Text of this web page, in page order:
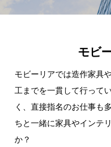
モビ
モビーリアでは造作家具
工までを一貫して行って
く、直接指名のお仕事も
ちと一緒に家具やインテ
か？